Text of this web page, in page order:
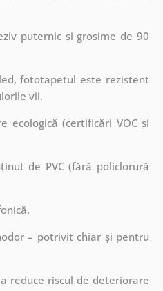
puternic și grosime de 90
fototapetul este rezistent
vii.
ecologică (certificări VOC și
de PVC (fără policlorură
– potrivit chiar și pentru
reduce riscul de deteriorare